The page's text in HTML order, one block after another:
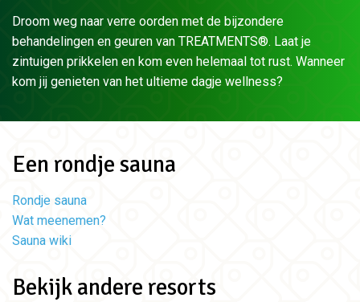
Droom weg naar verre oorden met de bijzondere
behandelingen en geuren van TREATMENTS®. Laat je
zintuigen prikkelen en kom even helemaal tot rust. Wanneer
kom jij genieten van het ultieme dagje wellness?
Een rondje sauna
Rondje sauna
Wat meenemen?
Sauna wiki
Bekijk andere resorts